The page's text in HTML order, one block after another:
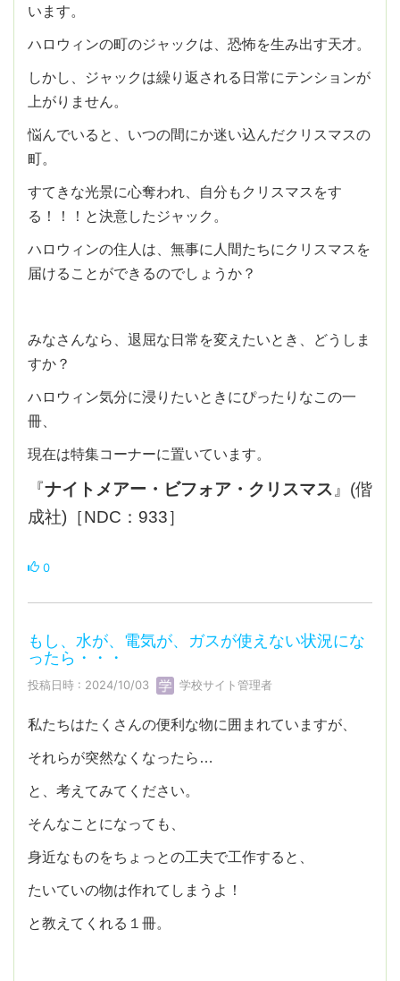
います。
ハロウィンの町のジャックは、恐怖を生み出す天才。
しかし、ジャックは繰り返される日常にテンションが
上がりません。
悩んでいると、いつの間にか迷い込んだクリスマスの
町。
すてきな光景に心奪われ、自分もクリスマスをす
る！！！と決意したジャック。
ハロウィンの住人は、無事に人間たちにクリスマスを
届けることができるのでしょうか？
みなさんなら、退屈な日常を変えたいとき、どうしま
すか？
ハロウィン気分に浸りたいときにぴったりなこの一
冊、
現在は特集コーナーに置いています。
『ナイトメアー・ビフォア・クリスマス 』(偕
成社)［NDC：933］
0
もし、水が、電気が、ガスが使えない状況にな
ったら・・・
投稿日時 : 2024/10/03 学校サイト管理者
私たちはたくさんの便利な物に囲まれていますが、
それらが突然なくなったら…
と、考えてみてください。
そんなことになっても、
身近なものをちょっとの工夫で工作すると、
たいていの物は作れてしまうよ！
と教えてくれる１冊。